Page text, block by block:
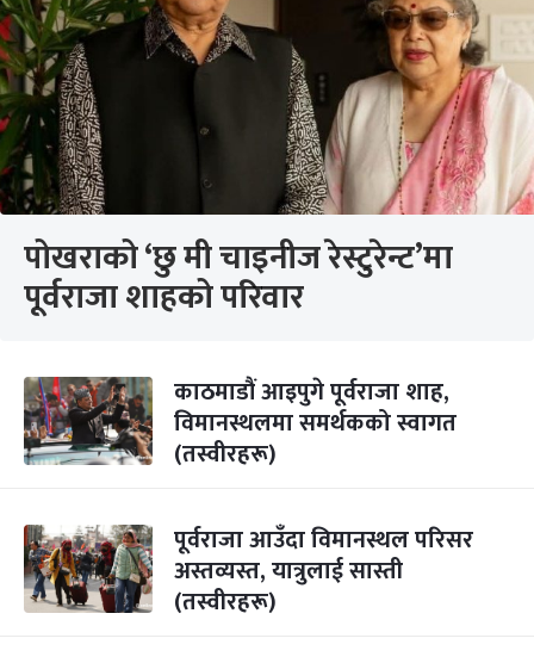
पोखराको ‘छु मी चाइनीज रेस्टुरेन्ट’मा
पूर्वराजा शाहको परिवार
काठमाडौं आइपुगे पूर्वराजा शाह,
विमानस्थलमा समर्थकको स्वागत
(तस्वीरहरू)
पूर्वराजा आउँदा विमानस्थल परिसर
अस्तव्यस्त, यात्रुलाई सास्ती
(तस्वीरहरू)